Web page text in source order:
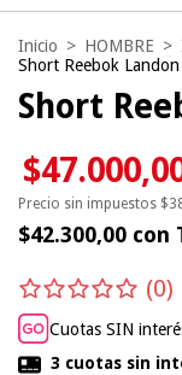
Inicio > HOMBRE >
Short Reebok
Short
Precio sin impuestos
$42.300,00 con
(0)
Cuotas SIN
3 cuotas sin